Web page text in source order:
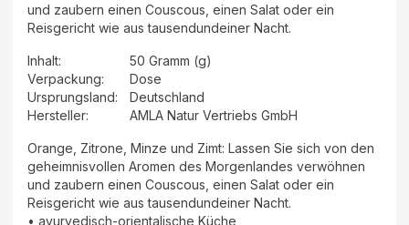
und zaubern einen Couscous, einen Salat oder ein
Reisgericht wie aus tausendundeiner Nacht.
Inhalt:
50 Gramm (g)
Verpackung:
Dose
Ursprungsland:
Deutschland
Hersteller: AMLA Natur Vertriebs GmbH
Orange, Zitrone, Minze und Zimt: Lassen Sie sich von den
geheimnisvollen Aromen des Morgenlandes verwöhnen
und zaubern einen Couscous, einen Salat oder ein
Reisgericht wie aus tausendundeiner Nacht.
• ayurvedisch-orientalische Küche